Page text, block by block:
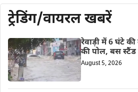
ट्रेडिंग/वायरल खबरें
रेवाड़ी में 6 घंटे की
की पोल, बस स्टैंड
August 5, 2026